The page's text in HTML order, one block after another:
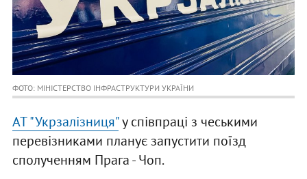
ФОТО: МІНІСТЕРСТВО ІНФРАСТРУКТУРИ УКРАЇНИ
АТ "Укрзалізниця"у співпраці з чеськими
перевізниками планує запустити поїзд
сполученням Прага - Чоп.